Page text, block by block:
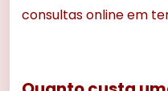
consultas online em